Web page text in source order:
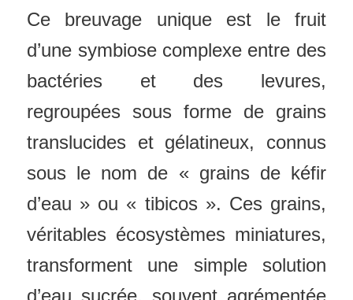
Ce breuvage unique est le fruit
d’une symbiose complexe entre des
bactéries et des levures,
regroupées sous forme de grains
translucides et gélatineux, connus
sous le nom de « grains de kéfir
d’eau » ou « tibicos ». Ces grains,
véritables écosystèmes miniatures,
transforment une simple solution
d’eau sucrée, souvent agrémentée